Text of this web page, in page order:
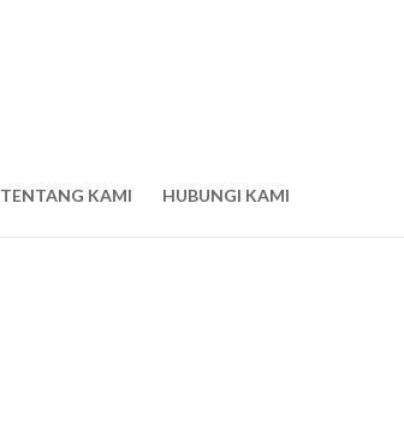
TENTANG KAMI HUBUNGI KAMI